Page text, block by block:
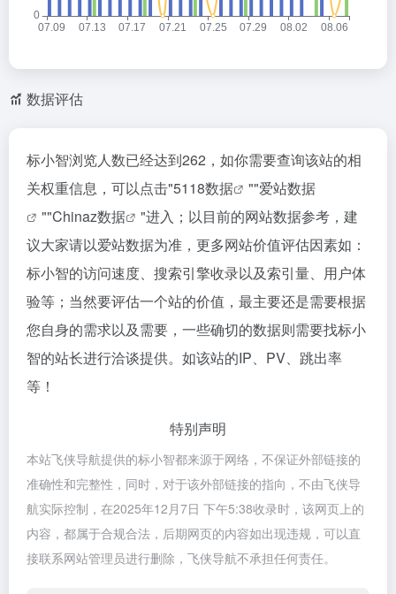
数据评估
标小智浏览人数已经达到262，如你需要查询该站的相
关权重信息，可以点击"5118数据 ""爱站数据
""Chinaz数据
"进入；以目前的网站数据参考，建
议大家请以爱站数据为准，更多网站价值评估因素如：
标小智的访问速度、搜索引擎收录以及索引量、用户体
验等；当然要评估一个站的价值，最主要还是需要根据
您自身的需求以及需要，一些确切的数据则需要找标小
智的站长进行洽谈提供。如该站的IP、PV、跳出率
等！
特别声明
本站飞侠导航提供的标小智都来源于网络，不保证外部链接的
准确性和完整性，同时，对于该外部链接的指向，不由飞侠导
航实际控制，在2025年12月7日 下午5:38收录时，该网页上的
内容，都属于合规合法，后期网页的内容如出现违规，可以直
接联系网站管理员进行删除，飞侠导航不承担任何责任。